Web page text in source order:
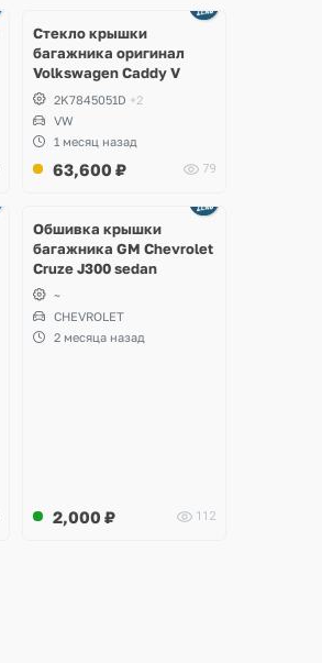
Стекло крышки
багажника оригинал
Volkswagen Caddy V
2K7845051D +2
VW
1 месяц назад
63,600 ₽ 79
Обшивка крышки
багажника GM Chevrolet
Cruze J300 sedan
~
CHEVROLET
2 месяца назад
2,000 ₽ 112